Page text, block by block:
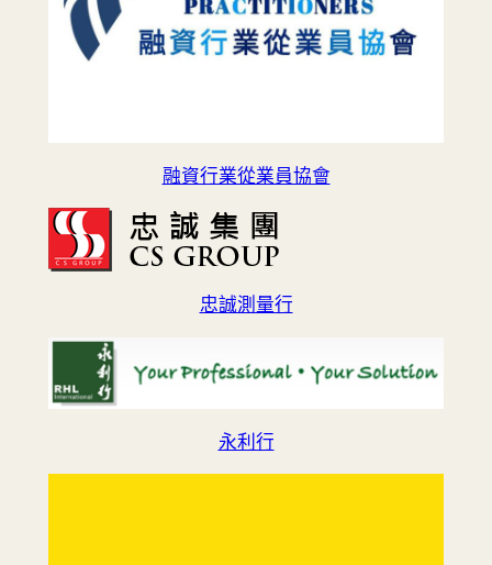
融資行業從業員協會
忠誠測量行
永利行